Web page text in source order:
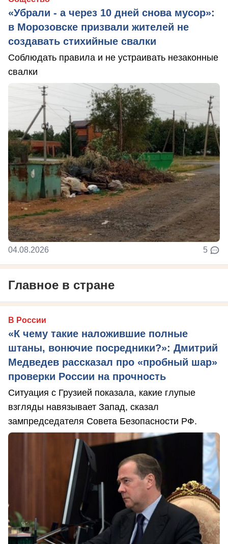
«Убрали - а через 10 дней снова мусор»:
в Морозовске призвали жителей не
создавать стихийные свалки
Соблюдать правила и не устраивать незаконные
свалки
04.08.2026 5
Главное в стране
В России
«К чему такие наложившие полные
штаны, вонючие посредники?»: Дмитрий
Медведев рассказал про «пробный шар»
проверки России на прочность
Ситуация с Грузией показала, какие глупые
взгляды навязывает Запад, сказал
зампредседателя Совета Безопасности РФ.